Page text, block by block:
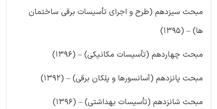
مبحث سیزدهم (طرح و اجرای تأسیسات برقی ساختمان
ها) – (۱۳۹۵)
مبحث چهاردهم (تأسیسات مکانیکی) – (۱۳۹۶)
مبحث پانزدهم (آسانسورها و پلکان برقی) – (۱۳۹۲)
مبحث شانزدهم (تأسیسات بهداشتی) – (۱۳۹۶)